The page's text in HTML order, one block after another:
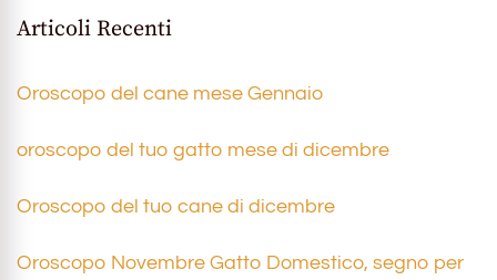
Articoli Recenti
Oroscopo del cane mese Gennaio
oroscopo del tuo gatto mese di dicembre
Oroscopo del tuo cane di dicembre
Oroscopo Novembre Gatto Domestico, segno per